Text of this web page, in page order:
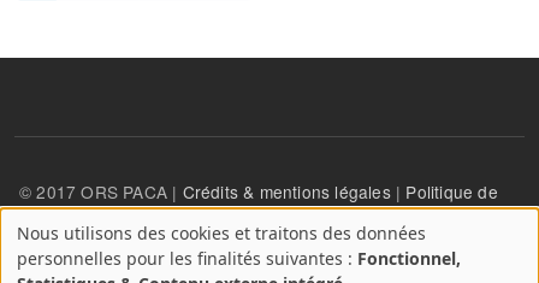
© 2017 ORS PACA | Crédits & mentions légales| Politique de
confidentialité
A
Nous utilisons des cookies et traitons des données
personnelles pour les finalités suivantes : Fonctionnel,